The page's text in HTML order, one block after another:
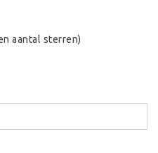
aantal sterren)